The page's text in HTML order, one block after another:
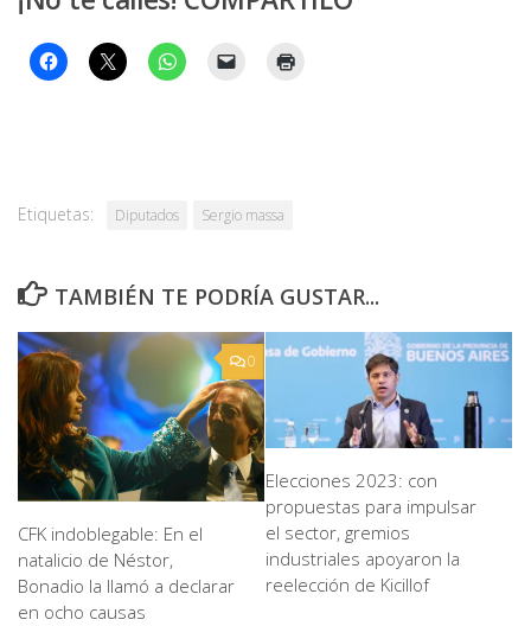
Etiquetas: Diputados Sergio massa
TAMBIÉN TE PODRÍA GUSTAR...
0
CFK indoblegable: En el
natalicio de Néstor,
Bonadio la llamó a declarar
en ocho causas
Elecciones 2023: con
propuestas para impulsar
el sector, gremios
industriales apoyaron la
reelección de Kicillof